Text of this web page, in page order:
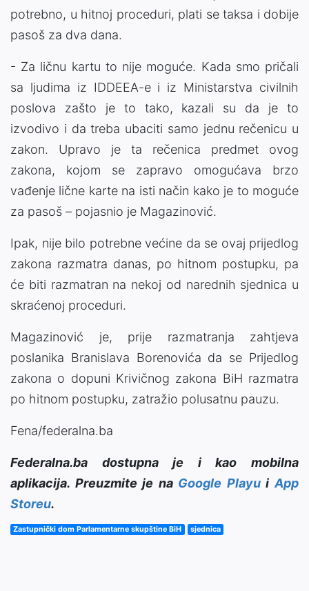
potrebno, u hitnoj proceduri, plati se taksa i dobije
pasoš za dva dana.
- Za ličnu kartu to nije moguće. Kada smo pričali
sa ljudima iz IDDEEA-e i iz Ministarstva civilnih
poslova zašto je to tako, kazali su da je to
izvodivo i da treba ubaciti samo jednu rečenicu u
zakon. Upravo je ta rečenica predmet ovog
zakona, kojom se zapravo omogućava brzo
vađenje lične karte na isti način kako je to moguće
za pasoš – pojasnio je Magazinović.
Ipak, nije bilo potrebne većine da se ovaj prijedlog
zakona razmatra danas, po hitnom postupku, pa
će biti razmatran na nekoj od narednih sjednica u
skraćenoj proceduri.
Magazinović je, prije razmatranja zahtjeva
poslanika Branislava Borenovića da se Prijedlog
zakona o dopuni Krivičnog zakona BiH razmatra
po hitnom postupku, zatražio polusatnu pauzu.
Fena/federalna.ba
Federalna.ba dostupna je i kao mobilna
aplikacija. Preuzmite je na Google PlayuiApp
Storeu.
Zastupnički dom Parlamentarne skupštine BiH sjednica